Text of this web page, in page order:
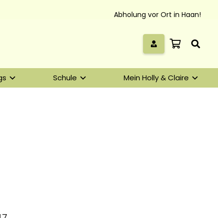
Abholung vor Ort in Haan!
Schule Mein Holly & Claire